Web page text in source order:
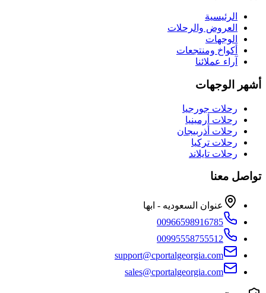
الرئيسية
العروض والرحلات
الوجهات
أكواخ ومنتجعات
آراء عملائنا
أشهر الوجهات
رحلات جورجيا
رحلات أرمينيا
رحلات أذربيجان
رحلات تركيا
رحلات تايلاند
تواصل معنا
عنوان السعوديه - ابها
00966598916785
00995558755512
support@cportalgeorgia.com
sales@cportalgeorgia.com